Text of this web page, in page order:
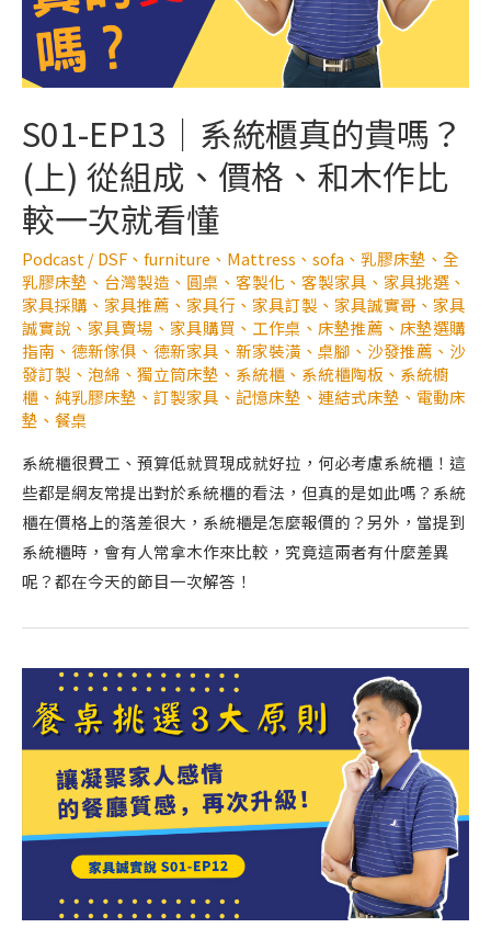
S01-EP13｜系統櫃真的貴嗎？
(上) 從組成、價格、和木作比
較一次就看懂
Podcast /DSF 、 furniture 、 Mattress 、 sofa 、 乳膠床墊 、 全
乳膠床墊 、 台灣製造 、 圓桌 、 客製化 、 客製家具 、 家具挑選 、
家具採購 、 家具推薦 、 家具行 、 家具訂製 、 家具誠實哥 、 家具
誠實說 、 家具賣場 、 家具購買 、 工作桌 、 床墊推薦 、 床墊選購
指南 、 德新傢俱 、 德新家具 、 新家裝潢 、 桌腳 、 沙發推薦 、 沙
發訂製 、 泡綿 、 獨立筒床墊 、 系統櫃 、 系統櫃陶板 、 系統櫥
櫃 、 純乳膠床墊 、 訂製家具 、 記憶床墊 、 連結式床墊 、 電動床
墊 、 餐桌
系統櫃很費工、預算低就買現成就好拉，何必考慮系統櫃！這
些都是網友常提出對於系統櫃的看法，但真的是如此嗎？系統
櫃在價格上的落差很大，系統櫃是怎麼報價的？另外，當提到
系統櫃時，會有人常拿木作來比較，究竟這兩者有什麼差異
呢？都在今天的節目一次解答！